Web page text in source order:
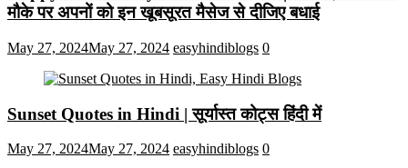
मौके पर अपनों को इन खूबसूरत मैसेज से दीजिए बधाई
May 27, 2024May 27, 2024 easyhindiblogs 0
Sunset Quotes in Hindi | सूर्यास्त कोट्स हिंदी में
May 27, 2024May 27, 2024 easyhindiblogs 0